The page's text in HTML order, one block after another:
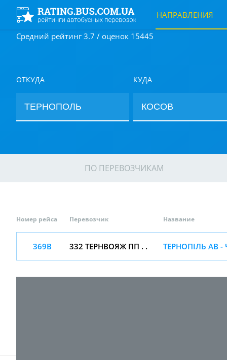
НАПРАВЛЕНИЯ
Средний рейтинг 3.7 / оценок 15445
ОТКУДА КУДА
ПО ПЕРЕВОЗЧИКАМ
Номер рейса Перевозчик Название
369В 332 ТЕРНВОЯЖ ПП . . ТЕРНОПІЛЬ АВ -